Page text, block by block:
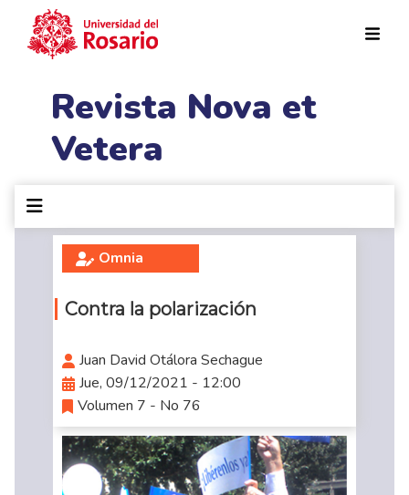
Revista Nova et
Vetera
Omnia
Contra la polarización
Juan David Otálora Sechague
Jue, 09/12/2021 - 12:00
Volumen 7 - No 76